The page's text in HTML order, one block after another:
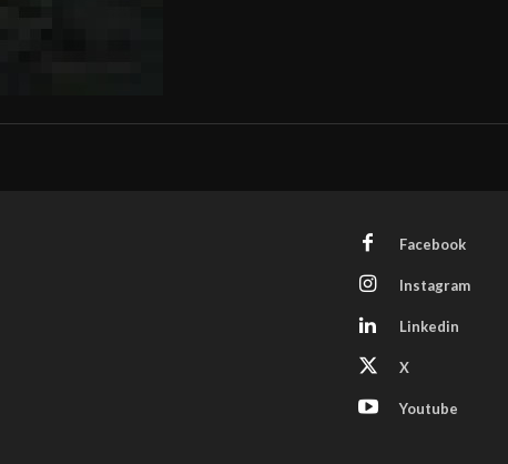
Facebook
Instagram
Linkedin
X
Youtube